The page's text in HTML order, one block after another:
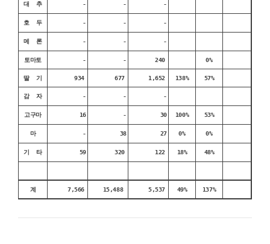
대 추 - - -
호 두 - - -
메 론 - - -
토마토 - - 240 0%
딸 기 934 677 1,652 138% 57%
감 자 - - -
고구마 16 - 30 100% 53%
마 - 38 27 0% 0%
기 타 59 320 122 18% 48%
계 7,566 15,488 5,537 49% 137%